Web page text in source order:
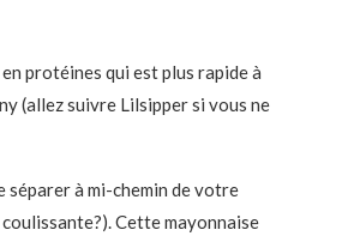
protéines qui est plus rapide à
(allez suivre Lilsipper si vous ne
séparer à mi-chemin de votre
Cette mayonnaise